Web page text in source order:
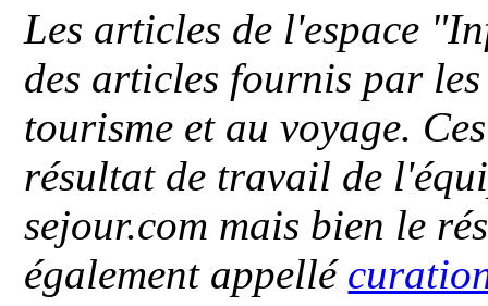
Les articles de l'espace
des articles fournis par
tourisme et au voyage.
résultat de travail de
sejour.com mais bien le
également appellé